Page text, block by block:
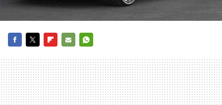
MAIL